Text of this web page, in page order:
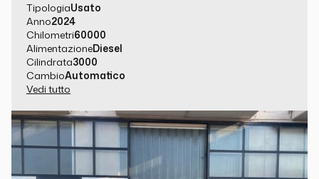
TipologiaUsato
Anno2024
Chilometri60000
AlimentazioneDiesel
Cilindrata3000
CambioAutomatico
Vedi tutto